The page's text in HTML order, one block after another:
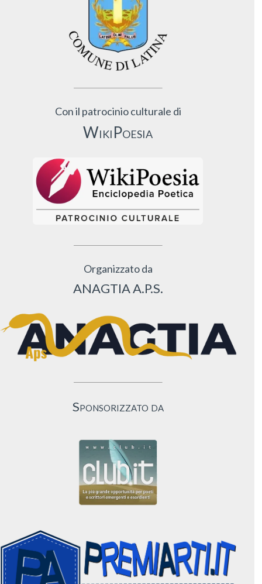
Con il patrocinio culturale di
WikiPoesia
Organizzato da
ANAGTIA A.P.S.
Sponsorizzato da